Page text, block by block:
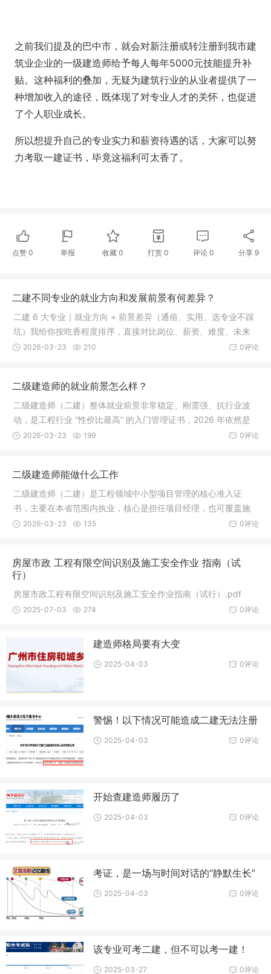
之前我们提及的巴中市，就会对新注册或转注册到我市建
筑业企业的一级建造师给予每人每年5000元技能提升补
贴。这种福利的叠加，无疑为建筑行业的从业者提供了一
种增加收入的途径，既体现了对专业人才的关怀，也促进
了个人职业成长。
所以想提升自己的专业实力和薪资待遇的话，大家可以努
力考取一建证书，毕竟这福利可太香了。
点赞 0 举报 收藏0 打赏 0 评论 0 分享 9
二建不同专业的就业方向和发展前景有何差异？
二建 6 大专业｜就业方向 + 前景差异（通俗、实用、选专业不踩
坑）我给你按吃香程度排序，直接对比岗位、薪资、难度、未来
趋势，
0评论
2026-03-23 210
二级建造师的就业前景怎么样？
二级建造师（二建）整体就业前景非常稳定、刚需强、抗行业波
动，是工程行业 “性价比最高” 的入门管理证书，2026 年依然是
“持
0评论
2026-03-23 199
二级建造师能做什么工作
二级建造师（二建）是工程领域中小型项目管理的核心准入证
书，主要在本省范围内执业，核心是担任项目经理，也可覆盖施
工、技术、
0评论
2026-03-23 135
房屋市政 工程有限空间识别及施工安全作业 指南（试
行）
房屋市政工程有限空间识别及施工安全作业指南（试行）.pdf
0评论
2025-07-03 274
建造师格局要有大变
0评论
2025-04-03
警惕！以下情况可能造成二建无法注册
0评论
2025-04-03
开始查建造师履历了
0评论
2025-04-03
考证，是一场与时间对话的“静默生长”
0评论
2025-04-03
该专业可考二建，但不可以考一建！
0评论
2025-03-27